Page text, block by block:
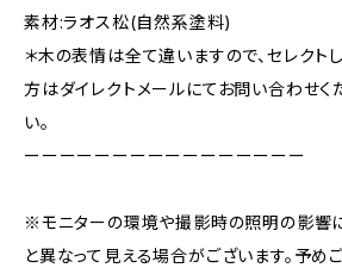
素材:ラオス松(自然系塗料)
＊木の表情は全て違いますので、セレクト
方はダイレクトメールにてお問い合わせく
い。
ーーーーーーーーーーーーーーーー
※モニターの環境や撮影時の照明の影響
と異なって見える場合がございます。予め